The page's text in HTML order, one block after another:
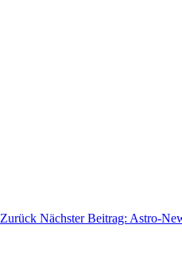
Zurück Nächster Beitrag: Astro-